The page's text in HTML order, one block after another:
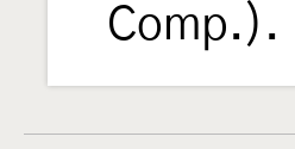
Comp.).